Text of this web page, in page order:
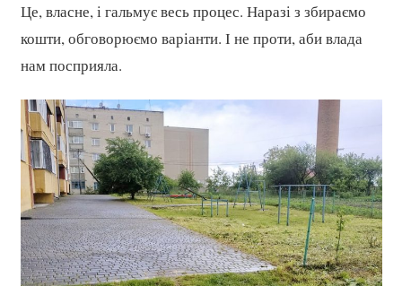
Це, власне, і гальмує весь процес. Наразі з збираємо
кошти, обговорюємо варіанти. І не проти, аби влада
нам посприяла.